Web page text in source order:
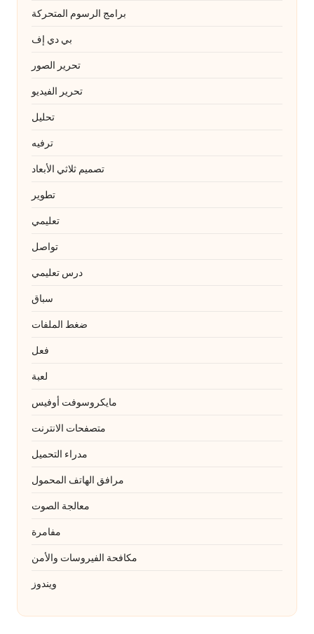
برامج الرسوم المتحركة
بي دي إف
تحرير الصور
تحرير الفيديو
تحليل
ترفيه
تصميم ثلاثي الأبعاد
تطوير
تعليمي
تواصل
درس تعليمي
سباق
ضغط الملفات
فعل
لعبة
مايكروسوفت أوفيس
متصفحات الانترنت
مدراء التحميل
مرافق الهاتف المحمول
معالجة الصوت
مفامرة
مكافحة الفيروسات والأمن
ويندوز